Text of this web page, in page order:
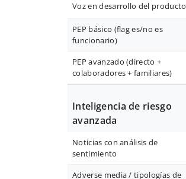
Voz en desarrollo del producto
PEP básico (flag es/no es
funcionario)
PEP avanzado (directo +
colaboradores + familiares)
Inteligencia de riesgo
avanzada
Noticias con análisis de
sentimiento
Adverse media / tipologías de